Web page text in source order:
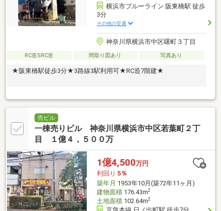
横浜市ブルーライン 阪東橋駅 徒歩
3分
その他の交通
神奈川県横浜市中区曙町３丁目
RC造SRC造 間取り図あり 写真あり
★阪東橋駅徒歩3分★3路線3駅利用可★RC造7階建★
売ビル
一棟売りビル 神奈川県横浜市中区若葉町２丁
目 １億４，５００万
1億4,500万円
利回り 5％
築年月 1953年10月(築72年11ヶ月)
建物面積176.43m2
土地面積102.64m2